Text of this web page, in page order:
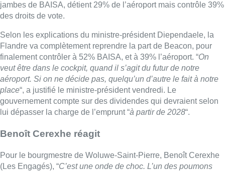
jambes de BAISA, détient 29% de l’aéroport mais contrôle 39%
des droits de vote.
Selon les explications du ministre-président Diependaele, la
Flandre va complètement reprendre la part de Beacon, pour
finalement contrôler à 52% BAISA, et à 39% l’aéroport. “On
veut être dans le cockpit, quand il s’agit du futur de notre
aéroport. Si on ne décide pas, quelqu’un d’autre le fait à notre
place“, a justifié le ministre-président vendredi. Le
gouvernement compte sur des dividendes qui devraient selon
lui dépasser la charge de l’emprunt “à partir de 2028“.
Benoît Cerexhe réagit
Pour le bourgmestre de Woluwe-Saint-Pierre, Benoît Cerexhe
(Les Engagés), “C’est une onde de choc. L’un des poumons